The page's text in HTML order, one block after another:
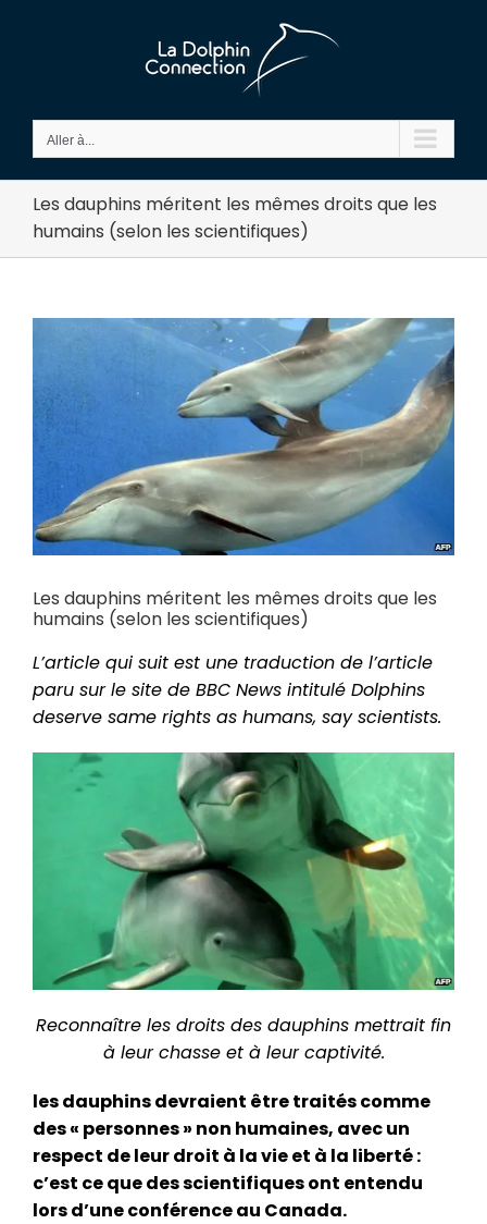
Aller à...
Les dauphins méritent les mêmes droits que les
humains (selon les scientifiques)
Les dauphins méritent les mêmes droits que les
humains (selon les scientifiques)
L’article qui suit est une traduction de l’article
paru sur le site de BBC News intitulé Dolphins
deserve same rights as humans, say scientists.
Reconnaître les droits des dauphins mettrait fin
à leur chasse et à leur captivité.
les dauphins devraient être traités comme
des « personnes » non humaines, avec un
respect de leur droit à la vie et à la liberté :
c’est ce que des scientifiques ont entendu
lors d’une conférence au Canada.